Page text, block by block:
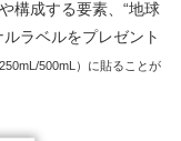
構成する要素、“地球
ラベルをプレゼント
500mL）に貼ることが